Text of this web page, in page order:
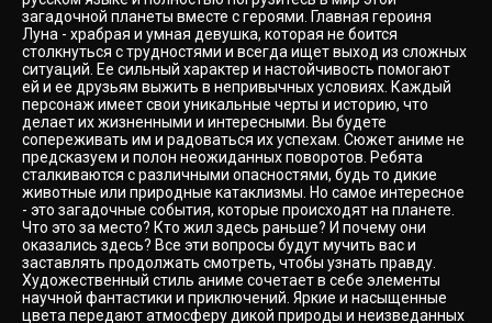
загадочной планеты вместе с героями. Главная героиня
Луна - храбрая и умная девушка, которая не боится
столкнуться с трудностями и всегда ищет выход из сложных
ситуаций. Ее сильный характер и настойчивость помогают
ей и ее друзьям выжить в непривычных условиях. Каждый
персонаж имеет свои уникальные черты и историю, что
делает их жизненными и интересными. Вы будете
сопереживать им и радоваться их успехам. Сюжет аниме не
предсказуем и полон неожиданных поворотов. Ребята
сталкиваются с различными опасностями, будь то дикие
животные или природные катаклизмы. Но самое интересное
- это загадочные события, которые происходят на планете.
Что это за место? Кто жил здесь раньше? И почему они
оказались здесь? Все эти вопросы будут мучить вас и
заставлять продолжать смотреть, чтобы узнать правду.
Художественный стиль аниме сочетает в себе элементы
научной фантастики и приключений. Яркие и насыщенные
цвета передают атмосферу дикой природы и неизведанных